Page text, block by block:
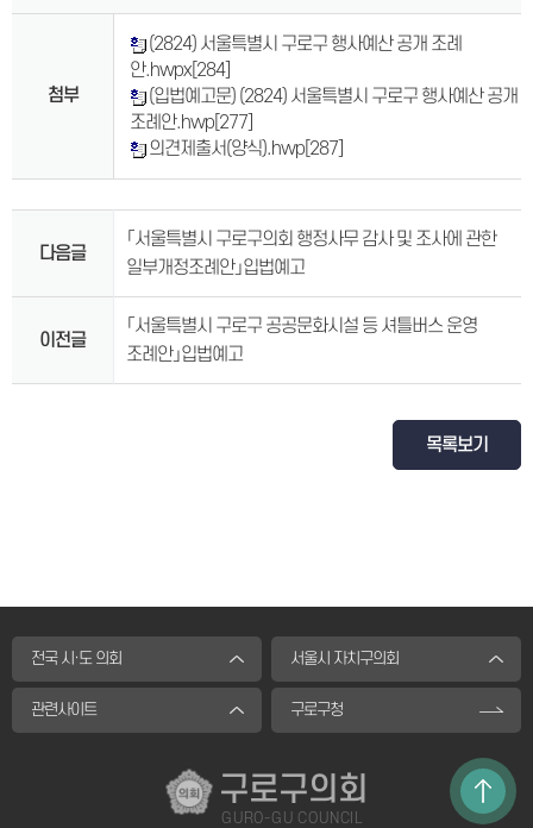
첨부
(2824) 서울특별시 구로구 행사예산 공개 조례
안.hwpx[284]
(입법예고문) (2824) 서울특별시 구로구 행사예산 공개
조례안.hwp [277]
의견제출서(양식).hwp [287]
다음글
「서울특별시 구로구의회 행정사무 감사 및 조사에 관한
일부개정조례안」입법예고
이전글
「서울특별시 구로구 공공문화시설 등 셔틀버스 운영
조례안」입법예고
목록보기
전국 시·도 의회 서울시 자치구의회
관련사이트 구로구청
구로구의회
GURO-GU COUNCIL